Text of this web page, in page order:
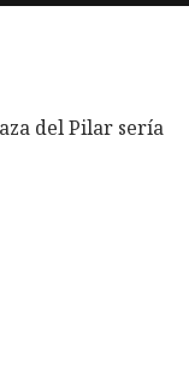
del Pilar sería